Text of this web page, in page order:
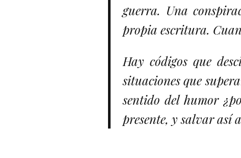
guerra. Una
propia escritura.
Hay códigos que
situaciones que
sentido del humor
presente, y salvar así